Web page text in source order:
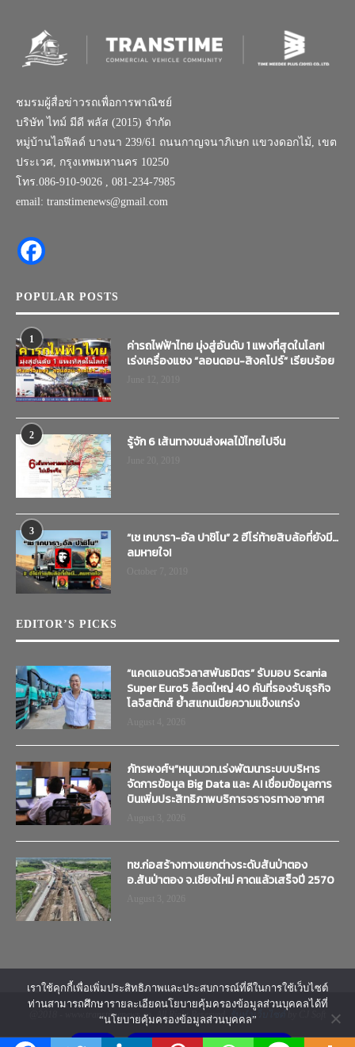
ชมรมผู้สื่อข่าวรถเพื่อการพาณิชย์
บริษัท ไทม์ มีดี พลัส (2015) จำกัด
หมู่บ้านไอฟีลด์ บางนา 239/61 ถนนกาญจนาภิเษก แขวงดอกไม้, เขต
ประเวศ, กรุงเทพมหานคร 10250
โทร.086-910-9026 , 081-234-7985
email: transtimenews@gmail.com
POPULAR POSTS
1
ค่ารถไฟฟ้าไทย มุ่งสู่อันดับ 1 แพงที่สุดในโลก!
เร่งเครื่องแซง “ลอนดอน-สิงคโปร์” เรียบร้อย
2 รู้จัก 6 เส้นทางขนส่งผลไม้ไทยไปจีน
3
“เช เกบารา-อัล ปาชิโน” 2 ฮีโร่ท้ายสิบล้อที่ยังมี…
ลมหายใจ!
EDITOR’S PICKS
“แคดแอนดริวลาสพันธมิตร” รับมอบ Scania
Super Euro5 ล็อตใหญ่ 40 คันที่รองรับธุรกิจ
โลจิสติกส์ ย้ำสแกนเนียความแข็งแกร่ง
ภัทรพงศ์ฯ”หนุนบวท.เร่งพัฒนาระบบบริหาร
จัดการข้อมูล Big Data และ AI เชื่อมข้อมูลการ
บินเพิ่มประสิทธิภาพบริการจราจรทางอากาศ
ทช.ก่อสร้างทางแยกต่างระดับสันป่าตอง
อ.สันป่าตอง จ.เชียงใหม่ คาดแล้วเสร็จปี 2570
@2018 - www.transtimenews.co. All Right Reserved. รับทำเว็บไซต์
เราใช้คุกกี้เพื่อเพิ่มประสิทธิภาพและประสบการณ์ที่ดีในการใช้เว็บไซต์
ท่านสามารถศึกษารายละเอียดนโยบายคุ้มครองข้อมูลส่วนบุคคลได้ที่
“นโยบายคุ้มครองข้อมูลส่วนบุคคล”
ยอมรับ นโยบายคุ้มครองข้อมูลส่วนบุคคล